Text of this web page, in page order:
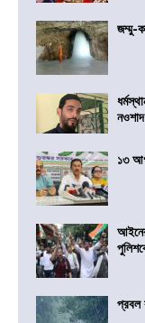
জম্মু-
নওশাদ
১৩
প্রবল